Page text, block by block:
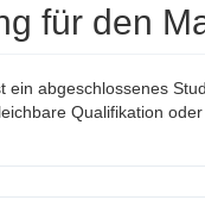
für den
ein abgeschlossenes
Qualifikation